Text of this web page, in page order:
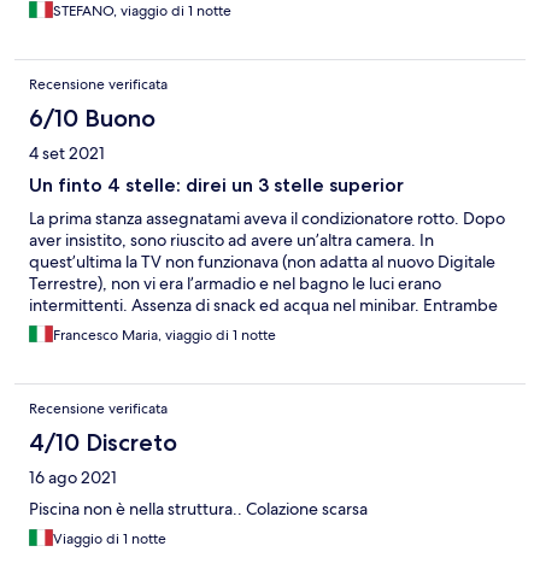
STEFANO, viaggio di 1 notte
Recensione verificata
6/10 Buono
4 set 2021
Un finto 4 stelle: direi un 3 stelle superior
La prima stanza assegnatami aveva il condizionatore rotto. Dopo
aver insistito, sono riuscito ad avere un’altra camera. In
quest’ultima la TV non funzionava (non adatta al nuovo Digitale
Terrestre), non vi era l’armadio e nel bagno le luci erano
intermittenti. Assenza di snack ed acqua nel minibar. Entrambe
le camere erano molto piccole. Il giardino interno, quasi tutto
dedicato al ristorante, presentava solo n.3 poltroncine per gli
peccato in quanto la location si presta ad essere un albergo più
di livello.
Francesco Maria, viaggio di 1 notte
Recensione verificata
4/10 Discreto
16 ago 2021
Piscina non è nella struttura.. Colazione scarsa
Viaggio di 1 notte